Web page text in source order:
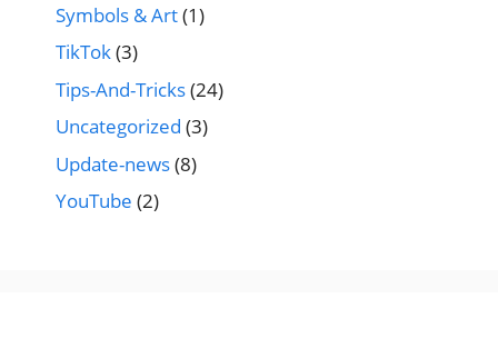
Symbols & Art(1)
TikTok(3)
Tips-And-Tricks(24)
Uncategorized (3)
Update-news(8)
YouTube (2)